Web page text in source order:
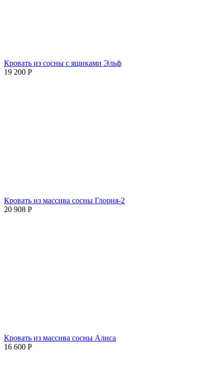
Кровать из сосны с ящиками Эльф
19 200 Р
Кровать из массива сосны Глория-2
20 908 Р
Кровать из массива сосны Алиса
16 600 Р